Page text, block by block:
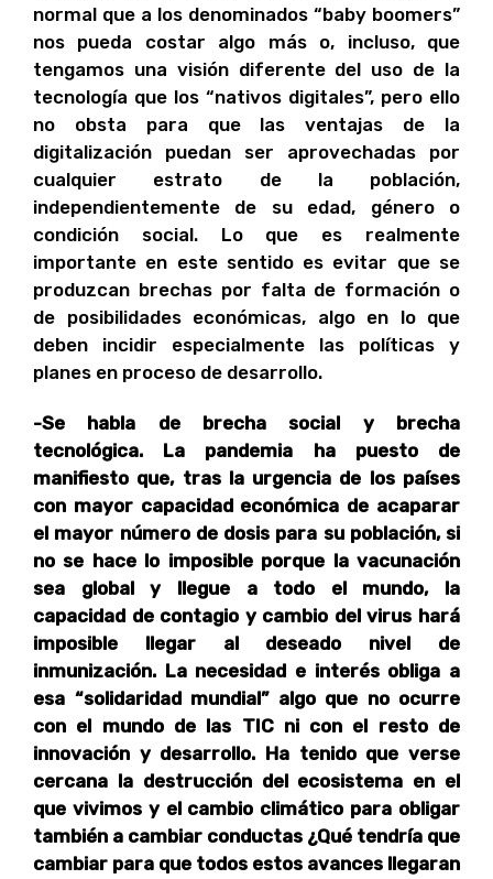
normal que a los denominados “baby boomers”
nos pueda costar algo más o, incluso, que
tengamos una visión diferente del uso de la
tecnología que los “nativos digitales”, pero ello
no obsta para que las ventajas de la
digitalización puedan ser aprovechadas por
cualquier estrato de la población,
independientemente de su edad, género o
condición social. Lo que es realmente
importante en este sentido es evitar que se
produzcan brechas por falta de formación o
de posibilidades económicas, algo en lo que
deben incidir especialmente las políticas y
planes en proceso de desarrollo.
-Se habla de brecha social y brecha
tecnológica. La pandemia ha puesto de
manifiesto que, tras la urgencia de los países
con mayor capacidad económica de acaparar
el mayor número de dosis para su población, si
no se hace lo imposible porque la vacunación
sea global y llegue a todo el mundo, la
capacidad de contagio y cambio del virus hará
imposible llegar al deseado nivel de
inmunización. La necesidad e interés obliga a
esa “solidaridad mundial” algo que no ocurre
con el mundo de las TIC ni con el resto de
innovación y desarrollo. Ha tenido que verse
cercana la destrucción del ecosistema en el
que vivimos y el cambio climático para obligar
también a cambiar conductas ¿Qué tendría que
cambiar para que todos estos avances llegaran